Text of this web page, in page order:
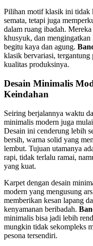
Pilihan motif klasik ini tidak
semata, tetapi juga
dalam ruang ibadah.
khusyuk, dan
begitu kaya dan agung.
klasik bervariasi, tergantung
kualitas produksinya.
Desain Minimalis
Keindahan
Seiring berjalannya waktu
minimalis modern juga
Desain ini cenderung lebih
bersih, warna solid yang
lembut. Tujuan utamanya
rapi, tidak terlalu ramai,
yang kuat.
Karpet dengan desain
modern yang mengusung
memberikan kesan lapang
kenyamanan beribadah.
minimalis bisa jadi lebih
mungkin tidak sekompleks
pesona tersendiri.